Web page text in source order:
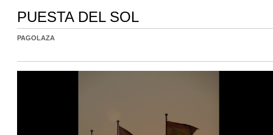
PUESTA DEL SOL
PAGOLAZA